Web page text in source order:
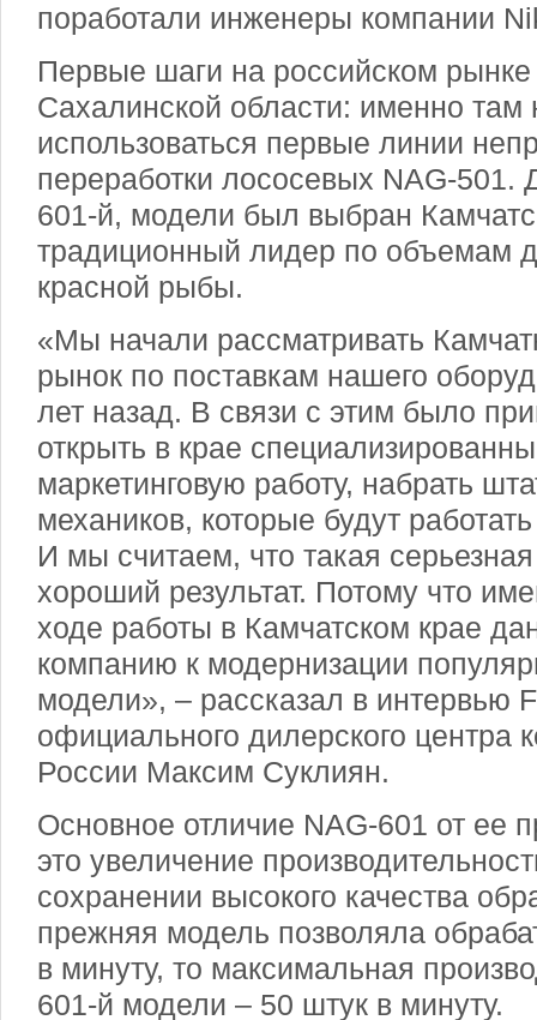
поработали инженеры компании
Первые шаги на российском
Сахалинской области: именно там
использоваться первые линии
переработки лососевых NAG-501.
601-й, модели был выбран
традиционный лидер по объемам
красной рыбы.
«Мы начали рассматривать
рынок по поставкам нашего
лет назад. В связи с этим было
открыть в крае
маркетинговую работу, набрать
механиков, которые будут
И мы считаем, что такая
хороший результат. Потому что
ходе работы в Камчатском крае
компанию к модернизации
модели», – рассказал в интервью
официального дилерского центра
России Максим Суклиян.
Основное отличие NAG-601 от ее
это увеличение
сохранении высокого качества
прежняя модель позволяла
в минуту, то максимальная
601-й модели – 50 штук в минуту.